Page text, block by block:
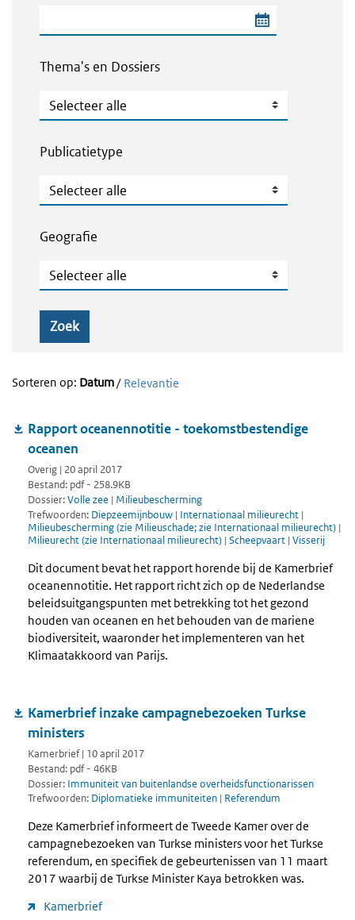
Thema's en Dossiers
Thema's en Dossiers
Publicatietype
Publicatietype
Geografie
Geografie
Zoek
Sorteren op: Datum/ Relevantie
Rapport oceanennotitie - toekomstbestendige
oceanen
Overig | 20 april 2017
Bestand: pdf - 258.9KB
Dossier:Volle zee | Milieubescherming
Trefwoorden: Diepzeemijnbouw | Internationaal milieurecht |
Milieubescherming (zie Milieuschade; zie Internationaal milieurecht) |
Milieurecht (zie Internationaal milieurecht) | Scheepvaart | Visserij
Dit document bevat het rapport horende bij de Kamerbrief
oceanennotitie. Het rapport richt zich op de Nederlandse
beleidsuitgangspunten met betrekking tot het gezond
houden van oceanen en het behouden van de mariene
biodiversiteit, waaronder het implementeren van het
Klimaatakkoord van Parijs.
Kamerbrief inzake campagnebezoeken Turkse
ministers
Kamerbrief | 10 april 2017
Bestand: pdf - 46KB
Dossier: Immuniteit van buitenlandse overheidsfunctionarissen
Trefwoorden: Diplomatieke immuniteiten | Referendum
Deze Kamerbrief informeert de Tweede Kamer over de
campagnebezoeken van Turkse ministers voor het Turkse
referendum, en specifiek de gebeurtenissen van 11 maart
2017 waarbij de Turkse Minister Kaya betrokken was.
Kamerbrief